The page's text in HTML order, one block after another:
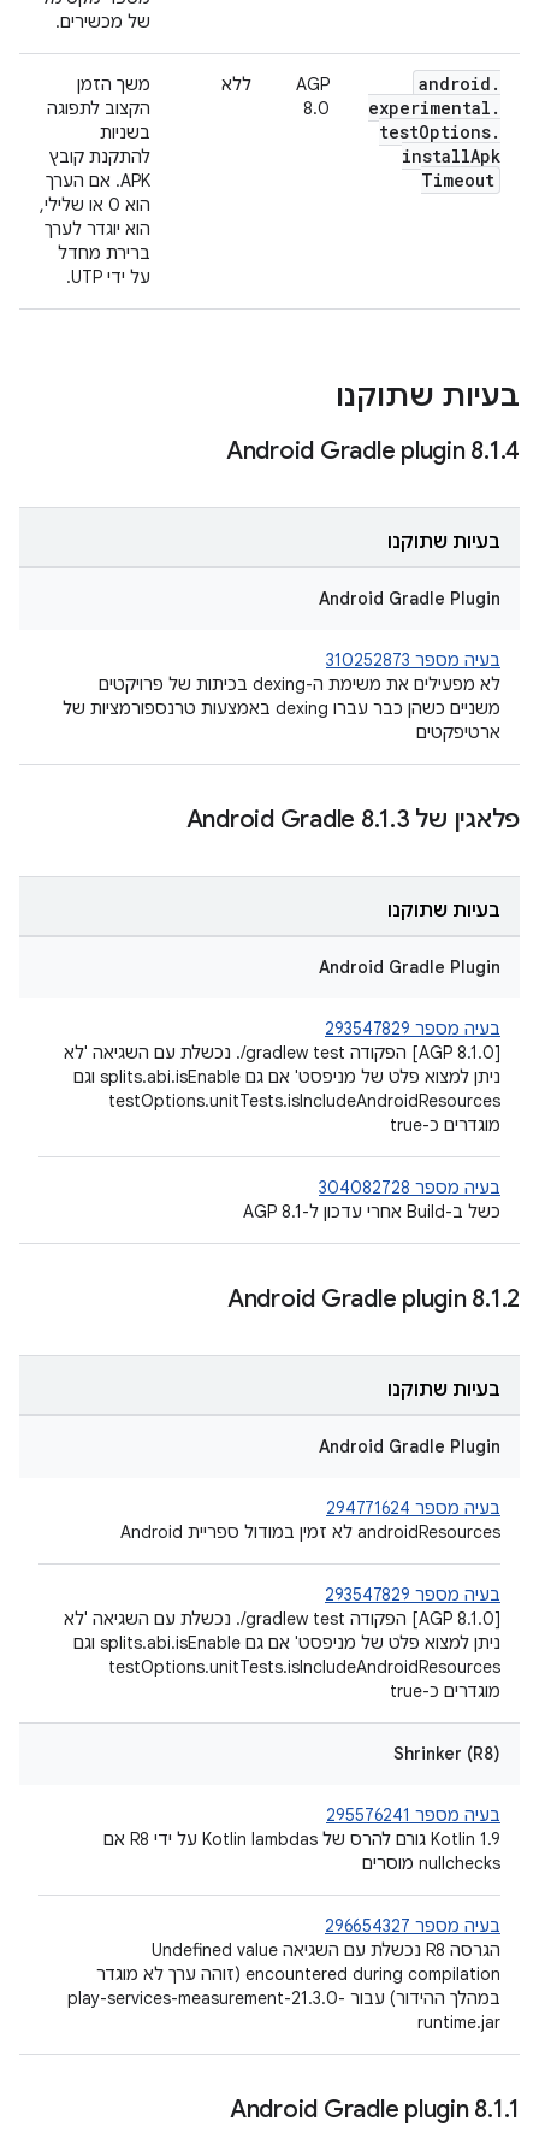
של מכשירים.
android .
experimental .
testOptions.
installApk
Timeout
AGP
8.0
ללא
משך הזמן
הקצוב לתפוגה
בשניות
להתקנת קובץ
APK. אם הערך
הוא 0 או שלילי,
הוא יוגדר לערך
ברירת מחדל
על ידי UTP.
בעיות שתוקנו
Android Gradle plugin 8.1.4
בעיות שתוקנו
Android Gradle Plugin
בעיה מספר 310252873
לא מפעילים את משימת ה-dexing בכיתות של פרויקטים
משניים כשהן כבר עברו dexing באמצעות טרנספורמציות של
ארטיפקטים
פלאגין של Android Gradle 8 .1.3
בעיות שתוקנו
Android Gradle Plugin
בעיה מספר 293547829
‫[AGP 8.1.0] הפקודה ‎./gradlew test נכשלת עם השגיאה 'לא
ניתן למצוא פלט של מניפסט' אם גם splits.abi.isEnable וגם
testOptions.unitTests.isIncludeAndroidResources
מוגדרים כ-true
בעיה מספר 304082728
כשל ב-Build אחרי עדכון ל-AGP 8.1
Android Gradle plugin 8.1.2
בעיות שתוקנו
Android Gradle Plugin
בעיה מספר 294771624
‫androidResources לא זמין במודול ספריית Android
בעיה מספר 293547829
‫[AGP 8.1.0] הפקודה ‎./gradlew test נכשלת עם השגיאה 'לא
ניתן למצוא פלט של מניפסט' אם גם splits.abi.isEnable וגם
testOptions.unitTests.isIncludeAndroidResources
מוגדרים כ-true
Shrinker (R8)
בעיה מספר 295576241
‫Kotlin 1.9 גורם להרס של Kotlin lambdas על ידי R8 אם
nullchecks מוסרים
בעיה מספר 296654327
הגרסה R8 נכשלת עם השגיאה Undefined value
encountered during compilation (זוהה ערך לא מוגדר
במהלך ההידור) עבור play-services-measurement-21.3.0-
runtime.jar
Android Gradle plugin 8.1.1